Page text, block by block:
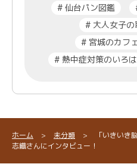
# 仙台パン図鑑
#大人女子の
#宮城のカフ
# 熱中症対策のいろは
ホーム > 未分類 >
「いきいき
志織さんにインタビュー！